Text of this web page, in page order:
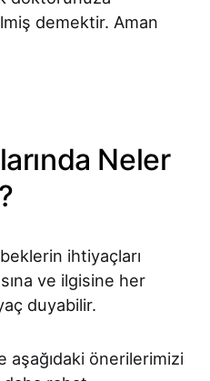
demektir. Aman
Neler
ihtiyaçları
ve ilgisine her
duyabilir.
aşağıdaki önerilerimizi